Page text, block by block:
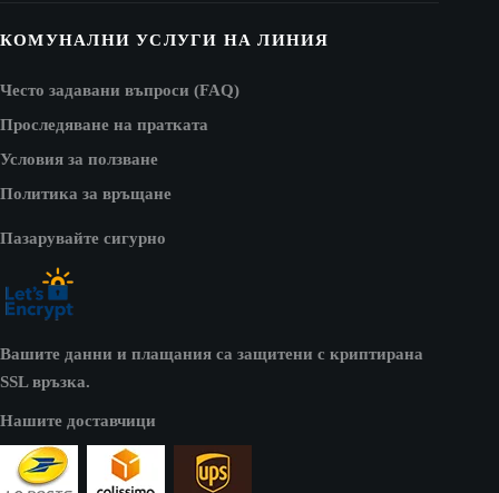
КОМУНАЛНИ УСЛУГИ НА ЛИНИЯ
Често задавани въпроси (FAQ)
Проследяване на пратката
Условия за ползване
Политика за връщане
Пазарувайте сигурно
Вашите данни и плащания са защитени с криптирана
SSL връзка.
Нашите доставчици